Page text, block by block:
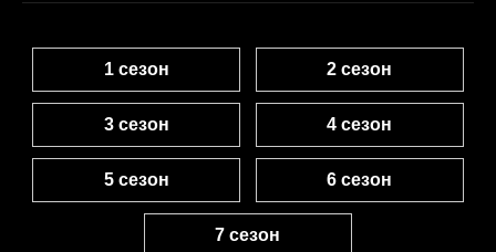
1 сезон 2 сезон
3 сезон 4 сезон
5 сезон 6 сезон
7 сезон